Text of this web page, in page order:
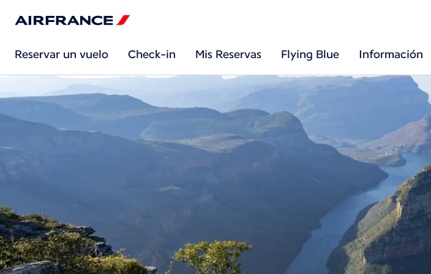
Reservar un vuelo Check-in Mis Reservas Flying Blue Información